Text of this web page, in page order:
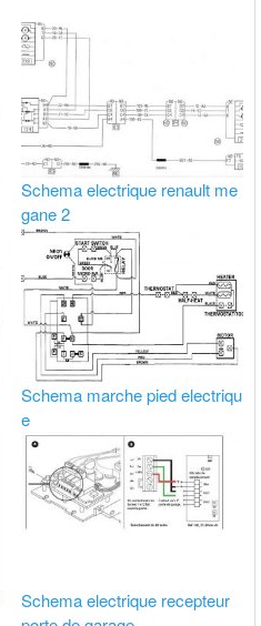
Schema electrique renault me
gane 2
Schema marche pied electriqu
e
Schema electrique recepteur